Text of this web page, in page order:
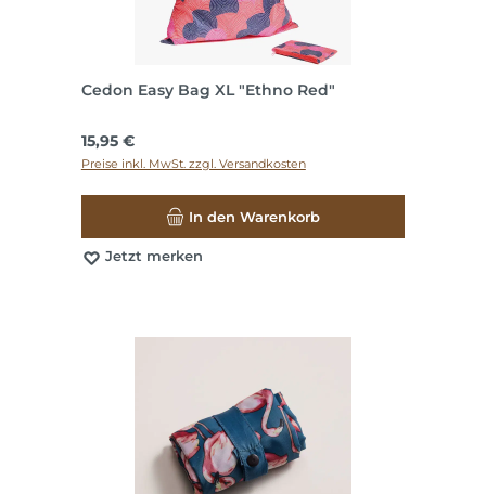
Cedon Easy Bag XL "Ethno Red"
Regulärer Preis:
15,95 €
Preise inkl. MwSt. zzgl. Versandkosten
In den Warenkorb
Jetzt merken